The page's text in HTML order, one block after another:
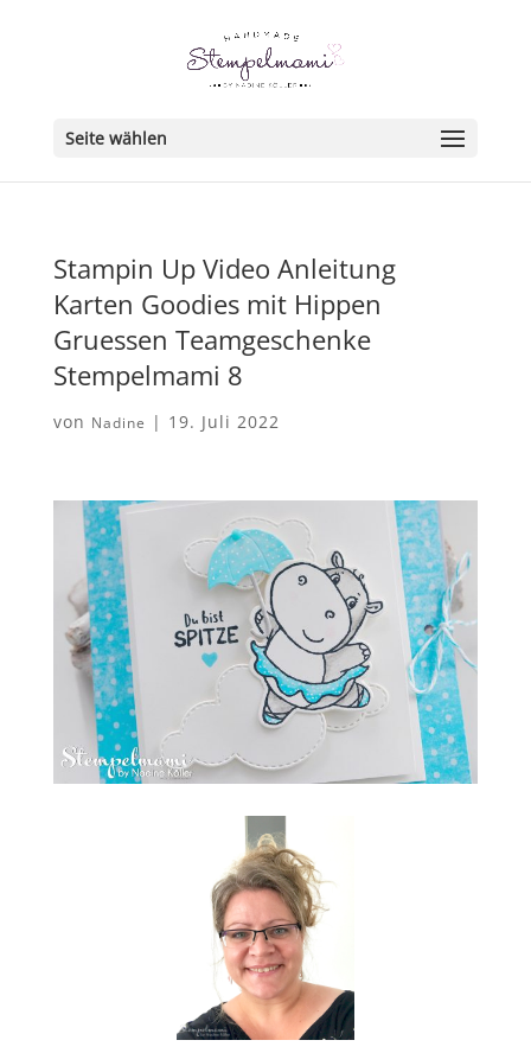
Seite wählen
Stampin Up Video Anleitung
Karten Goodies mit Hippen
Gruessen Teamgeschenke
Stempelmami 8
von Nadine | 19. Juli 2022